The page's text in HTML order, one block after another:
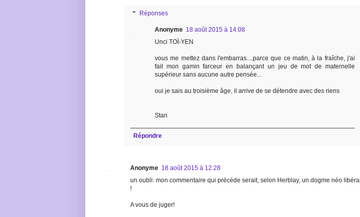
Réponses
Anonyme 18 août 2015 à 14:08
Unci TOÏ-YEN
vous me mettez dans l'embarras....parce que ce matin, à la fraîche, j'ai
fait mon gamin farceur en balançant un jeu de mot de maternelle
supérieur sans aucune autre pensée...
oui je sais au troisième âge, il arrive de se détendre avec des riens
Stan
Répondre
Anonyme 18 août 2015 à 12:28
un oubli: mon commentaire qui précéde serait, selon Herblay, un dogme néo libéral
!
A vous de juger!